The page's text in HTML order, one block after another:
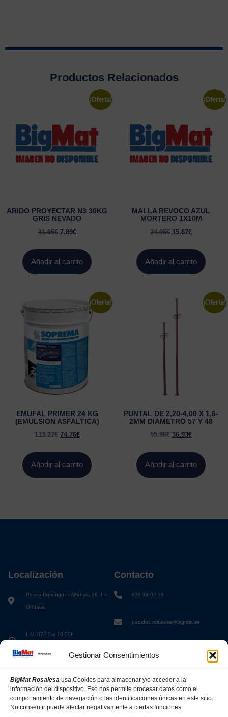
Gestionar Consentimientos
BigMat Rosalesa usa Cookies para almacenar y/o acceder a la
información del dispositivo. Eso nos permite procesar datos como el
comportamiento de navegación o las identificaciones únicas en este sitio.
No consentir puede afectar negativamente a ciertas funciones.
Productos Relacionados
¡Oferta!
ARIDO PROYECTAR N3 30KG
GRIS NEVADO
11.95€ 7.89€
Añadir al carrito
¡Oferta!
MALLA REVOCO AZUL
MORTERO 1X10M
24.05€ 15.87€
Añadir al carrito
¡Oferta!
EMUFAL PRIMER 24 KG
(EMULSION ASFALTICA)
113.27€ 74.76€
Añadir al carrito
¡Oferta!
PUNTAL DE 2,20-4,00 X 1,6-
2MM DIAMETRO 57 Y 48
55.96€ 36.93€
Añadir al carrito
Localización
Paseo Domínguez Alfonso, 26. La
Orotava
L-V: 07:00 a 19:00h
Contacto
922 33 02 18
pedidos.rosalesa@bigmat.es